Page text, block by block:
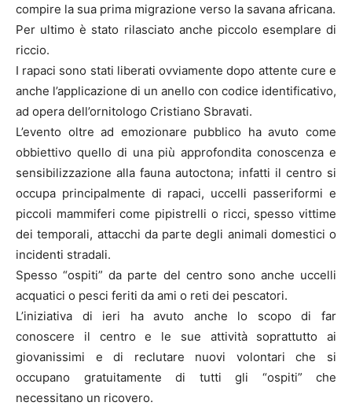
compire la sua prima migrazione verso la savana africana.
Per ultimo è stato rilasciato anche piccolo esemplare di
riccio.
I rapaci sono stati liberati ovviamente dopo attente cure e
anche l’applicazione di un anello con codice identificativo,
ad opera dell’ornitologo Cristiano Sbravati.
L’evento oltre ad emozionare pubblico ha avuto come
obbiettivo quello di una più approfondita conoscenza e
sensibilizzazione alla fauna autoctona; infatti il centro si
occupa principalmente di rapaci, uccelli passeriformi e
piccoli mammiferi come pipistrelli o ricci, spesso vittime
dei temporali, attacchi da parte degli animali domestici o
incidenti stradali.
Spesso “ospiti” da parte del centro sono anche uccelli
acquatici o pesci feriti da ami o reti dei pescatori.
L’iniziativa di ieri ha avuto anche lo scopo di far
conoscere il centro e le sue attività soprattutto ai
giovanissimi e di reclutare nuovi volontari che si
occupano gratuitamente di tutti gli “ospiti” che
necessitano un ricovero.